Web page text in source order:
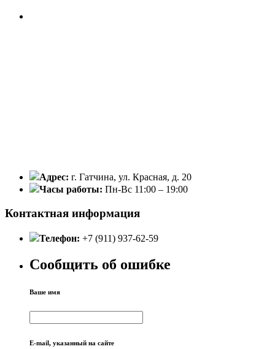
Адрес: г. Гатчина, ул. Красная, д. 20
Часы работы: Пн-Вс 11:00 – 19:00
Контактная информация
Телефон: +7 (911) 937-62-59
Сообщить об ошибке
Ваше имя
E-mail, указанный на сайте